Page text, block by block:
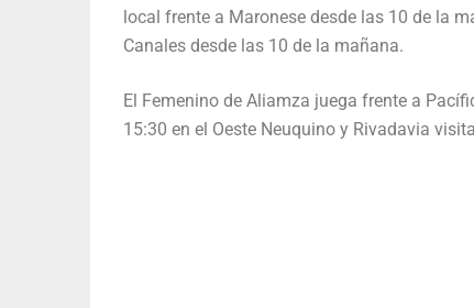
local frente a Maronese desde las 10 de la
Canales desde las 10 de la mañana.
El Femenino de Aliamza juega frente a
15:30 en el Oeste Neuquino y Rivadavia